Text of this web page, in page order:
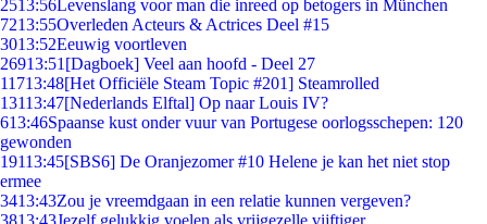
2513:56Levenslang voor man die inreed op betogers in München
7213:55Overleden Acteurs & Actrices Deel #15
3013:52Eeuwig voortleven
26913:51 [Dagboek] Veel aan hoofd - Deel 27
11713:48[Het Officiële Steam Topic #201] Steamrolled
13113:47[Nederlands Elftal] Op naar Louis IV?
613:46Spaanse kust onder vuur van Portugese oorlogsschepen: 120
gewonden
19113:45[SBS6] De Oranjezomer #10 Helene je kan het niet stop
ermee
3413:43Zou je vreemdgaan in een relatie kunnen vergeven?
3813:43Jezelf gelukkig voelen als vrijgezelle vijftiger